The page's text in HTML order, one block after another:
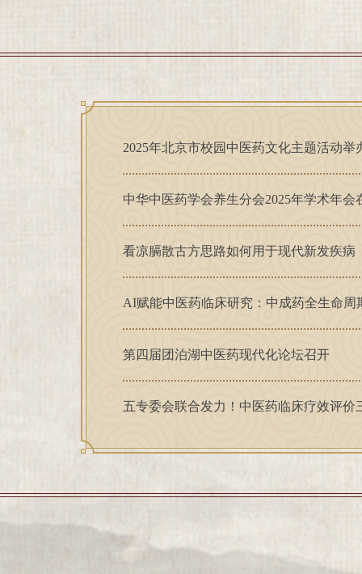
2025年北京市校园中医药文化主题活动举
中华中医药学会养生分会2025年学术年会
看凉膈散古方思路如何用于现代新发疾病
AI赋能中医药临床研究：中成药全生命周
第四届团泊湖中医药现代化论坛召开
五专委会联合发力！中医药临床疗效评价